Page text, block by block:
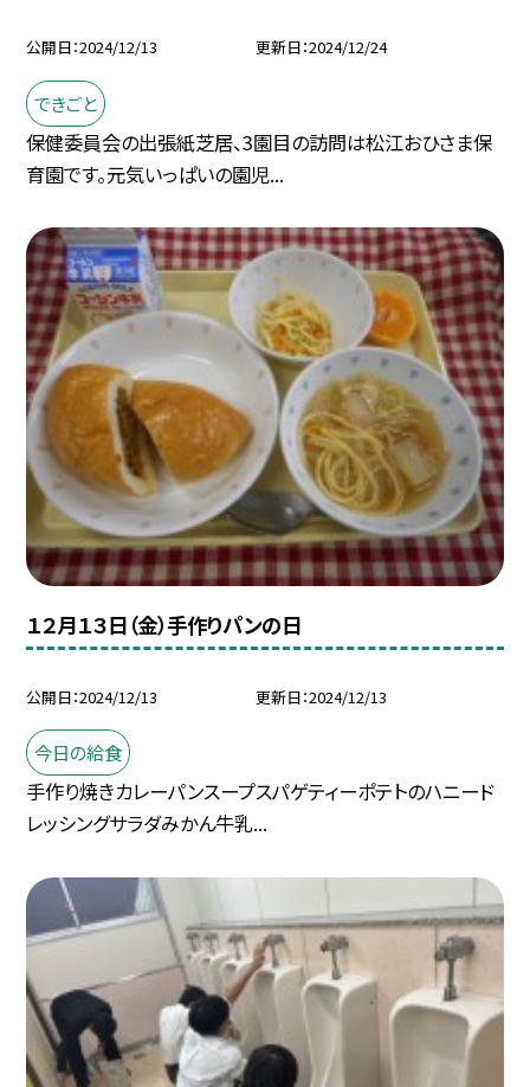
公開日 2024/12/13 更新日 2024/12/24
できごと
保健委員会の出張紙芝居、3園目の訪問は松江おひさま保
育園です。元気いっぱいの園児...
１２月１３日（金）手作りパンの日
公開日 2024/12/13 更新日 2024/12/13
今日の給食
手作り焼きカレーパンスープスパゲティーポテトのハニード
レッシングサラダみかん牛乳...